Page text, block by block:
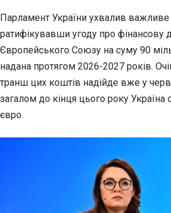
Парламент України ухвалив важливе
ратифікувавши угоду про фінансову
Європейського Союзу на суму 90
надана протягом 2026-2027 років.
транш цих коштів надійде вже у
загалом до кінця цього року Україна
євро.